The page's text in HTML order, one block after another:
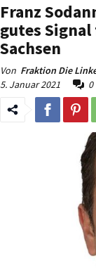
Franz
gutes
Sachsen
Von Fraktion Die
5. Januar 2021
0